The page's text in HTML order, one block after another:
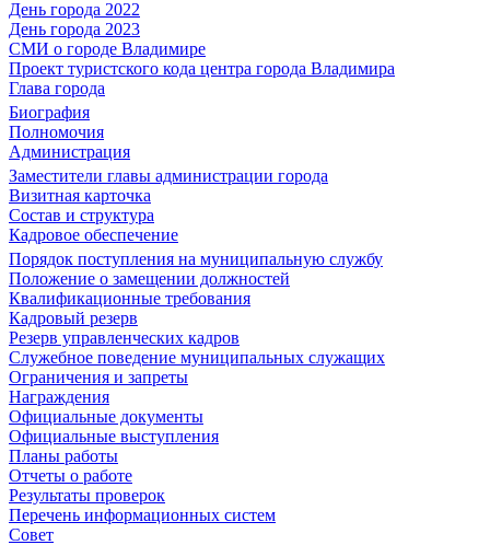
День города 2022
День города 2023
СМИ о городе Владимире
Проект туристского кода центра города Владимира
Глава города
Биография
Полномочия
Администрация
Заместители главы администрации города
Визитная карточка
Состав и структура
Кадровое обеспечение
Порядок поступления на муниципальную службу
Положение о замещении должностей
Квалификационные требования
Кадровый резерв
Резерв управленческих кадров
Служебное поведение муниципальных служащих
Ограничения и запреты
Награждения
Официальные документы
Официальные выступления
Планы работы
Отчеты о работе
Результаты проверок
Перечень информационных систем
Совет